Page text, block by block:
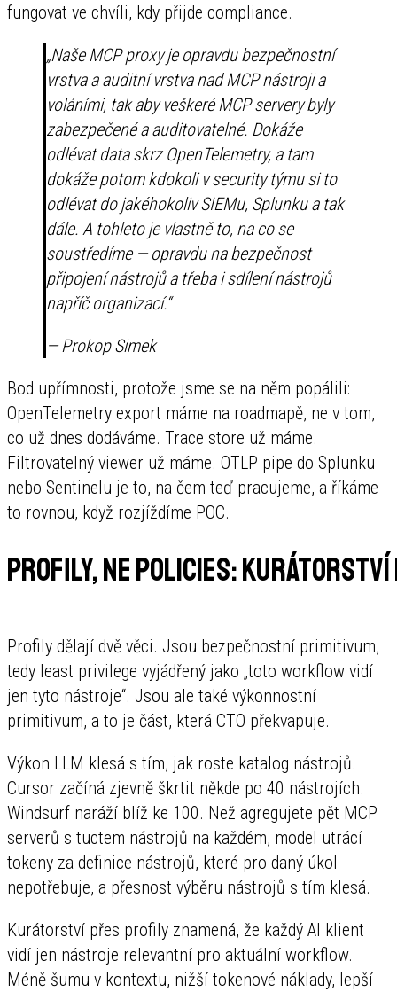
fungovat ve chvíli, kdy přijde compliance.
„Naše MCP proxy je opravdu bezpečnostní
vrstva a auditní vrstva nad MCP nástroji a
voláními, tak aby veškeré MCP servery byly
zabezpečené a auditovatelné. Dokáže
odlévat data skrz OpenTelemetry, a tam
dokáže potom kdokoli v security týmu si to
odlévat do jakéhokoliv SIEMu, Splunku a tak
dále. A tohleto je vlastně to, na co se
soustředíme — opravdu na bezpečnost
připojení nástrojů a třeba i sdílení nástrojů
napříč organizací.“
— Prokop Simek
Bod upřímnosti, protože jsme se na něm popálili:
OpenTelemetry export máme na roadmapě, ne v tom,
co už dnes dodáváme. Trace store už máme.
Filtrovatelný viewer už máme. OTLP pipe do Splunku
nebo Sentinelu je to, na čem teď pracujeme, a říkáme
to rovnou, když rozjíždíme POC.
Profily, ne policies: kurátorství
Profily dělají dvě věci. Jsou bezpečnostní primitivum,
tedy least privilege vyjádřený jako „toto workflow vidí
jen tyto nástroje“. Jsou ale také výkonnostní
primitivum, a to je část, která CTO překvapuje.
Výkon LLM klesá s tím, jak roste katalog nástrojů.
Cursor začíná zjevně škrtit někde po 40 nástrojích.
Windsurf naráží blíž ke 100. Než agregujete pět MCP
serverů s tuctem nástrojů na každém, model utrácí
tokeny za definice nástrojů, které pro daný úkol
nepotřebuje, a přesnost výběru nástrojů s tím klesá.
Kurátorství přes profily znamená, že každý AI klient
vidí jen nástroje relevantní pro aktuální workflow.
Méně šumu v kontextu, nižší tokenové náklady, lepší